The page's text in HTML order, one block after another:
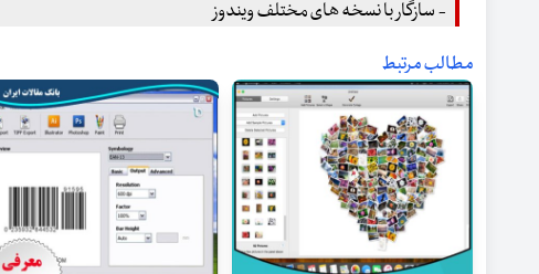
- سازگار با نسخه های مختلف ویندوز
مطالب مرتبط